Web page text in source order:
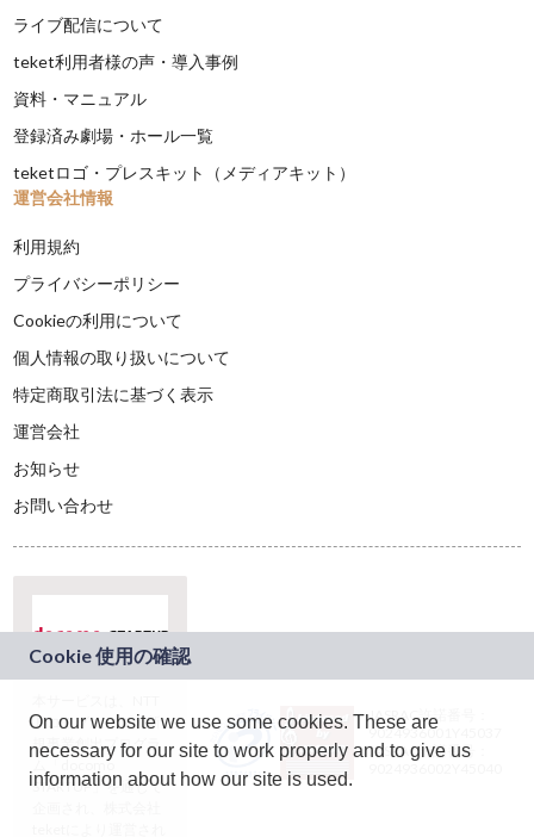
ライブ配信について
teket利用者様の声・導入事例
資料・マニュアル
登録済み劇場・ホール一覧
teketロゴ・プレスキット（メディアキット）
運営会社情報
利用規約
プライバシーポリシー
Cookieの利用について
個人情報の取り扱いについて
特定商取引法に基づく表示
運営会社
お知らせ
お問い合わせ
ドコモグループの新
規事業創出プログラ
ム「docomo
STARTUP」を通じて
JASRAC許諾番号：
9024936001Y45037
JASRAC許諾番号：
On our website we use some cookies. These are
necessary for our site to work properly and to give us
information about how our site is used.